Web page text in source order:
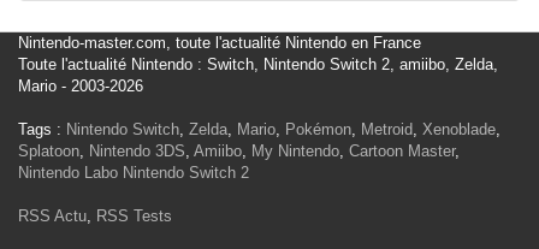
Nintendo-master.com, toute l'actualité Nintendo en France
Toute l'actualité Nintendo : Switch, Nintendo Switch 2, amiibo, Zelda,
Mario - 2003-2026
Tags : Nintendo Switch, Zelda, Mario, Pokémon, Metroid, Xenoblade,
Splatoon, Nintendo 3DS, Amiibo, My Nintendo, Cartoon Master,
Nintendo Labo Nintendo Switch 2
RSS Actu, RSS Tests